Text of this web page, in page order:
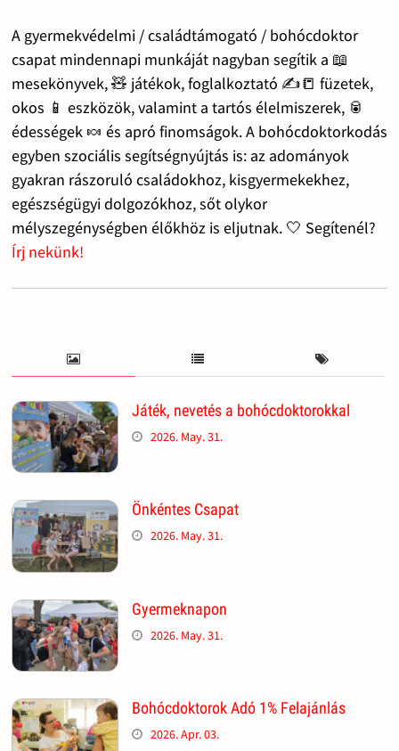
A gyermekvédelmi / családtámogató / bohócdoktor
csapat mindennapi munkáját nagyban segítik a 📖
mesekönyvek, 🧸 játékok, foglalkoztató ✍️📒 füzetek,
okos 📱 eszközök, valamint a tartós élelmiszerek, 🥫
édességek 🍬 és apró finomságok. A bohócdoktorkodás
egyben szociális segítségnyújtás is: az adományok
gyakran rászoruló családokhoz, kisgyermekekhez,
egészségügyi dolgozókhoz, sőt olykor
mélyszegénységben élőkhöz is eljutnak. 🤍 Segítenél?
Írj nekünk!
Játék, nevetés a bohócdoktorokkal
2026. May. 31.
Önkéntes Csapat
2026. May. 31.
Gyermeknapon
2026. May. 31.
Bohócdoktorok Adó 1% Felajánlás
2026. Apr. 03.